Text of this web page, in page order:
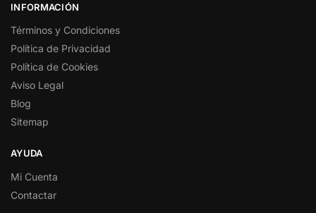
INFORMACIÓN
Términos y Condiciones
Política de Privacidad
Política de Cookies
Aviso Legal
Blog
Sitemap
AYUDA
Mi Cuenta
Contactar